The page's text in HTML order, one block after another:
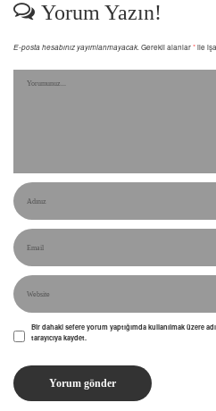
Yorum Yazın!
E-posta hesabınız yayımlanmayacak. Gerekli alanlar*ile
Bir dahaki sefere yorum yaptığımda kullanılmak üzere
tarayıcıya kaydet.